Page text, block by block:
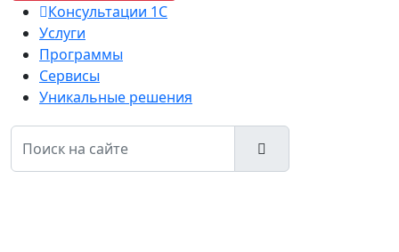
Консультации 1С
Услуги
Программы
Сервисы
Уникальные решения